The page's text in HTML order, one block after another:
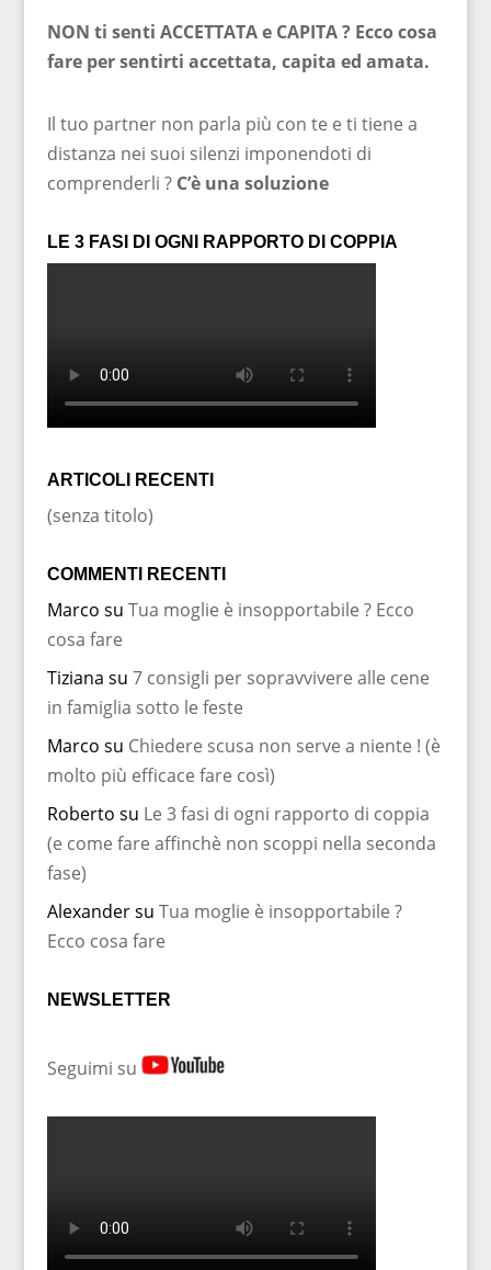
NON ti senti ACCETTATA e CAPITA ? Ecco cosa
fare per sentirti accettata, capita ed amata.
Il tuo partner non parla più con te e ti tiene a
distanza nei suoi silenzi imponendoti di
comprenderli ? C’è una soluzione
LE 3 FASI DI OGNI RAPPORTO DI COPPIA
ARTICOLI RECENTI
(senza titolo)
COMMENTI RECENTI
Marco su Tua moglie è insopportabile ? Ecco
cosa fare
Tiziana su 7 consigli per sopravvivere alle cene
in famiglia sotto le feste
Marco su Chiedere scusa non serve a niente ! (è
molto più efficace fare così)
Roberto su Le 3 fasi di ogni rapporto di coppia
(e come fare affinchè non scoppi nella seconda
fase)
Alexandersu Tua moglie è insopportabile ?
Ecco cosa fare
NEWSLETTER
Seguimi su